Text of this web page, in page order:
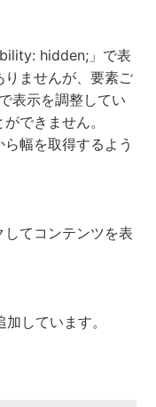
hidden;」で表
ませんが、要素ご
表示を調整してい
できません。
幅を取得するよう
てコンテンツを表
しています。